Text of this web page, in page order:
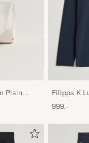
Plain
Filippa K
Navy
999,-